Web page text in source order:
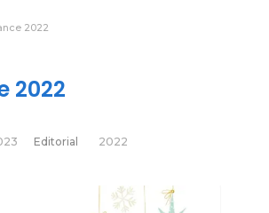
2022
2022
Editorial 2022